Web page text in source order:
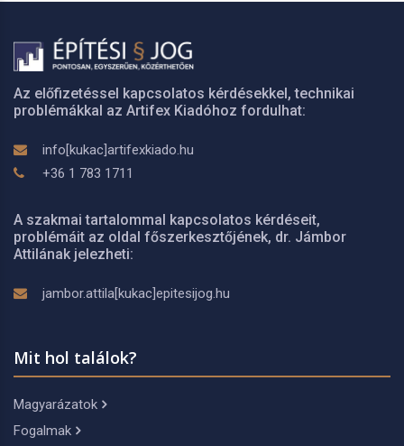
Az előfizetéssel kapcsolatos kérdésekkel, technikai
problémákkal az Artifex Kiadóhoz fordulhat:
info[kukac]artifexkiado.hu
+36 1 783 1711
A szakmai tartalommal kapcsolatos kérdéseit,
problémáit az oldal főszerkesztőjének, dr. Jámbor
Attilának jelezheti:
jambor.attila[kukac]epitesijog.hu
Mit hol találok?
Magyarázatok
Fogalmak